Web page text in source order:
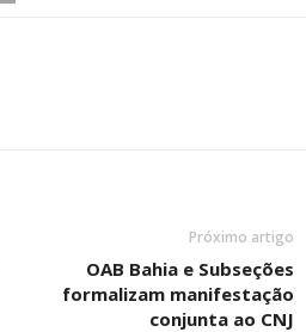
Próximo artigo
OAB Bahia e Subseções
formalizam manifestação
conjunta ao CNJ